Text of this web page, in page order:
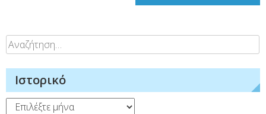
Αναζήτηση
για:
Ιστορικό
Ιστορικό